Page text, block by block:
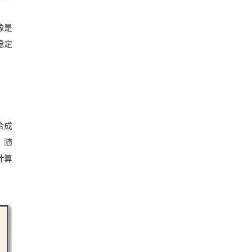
是
定
成
随
算